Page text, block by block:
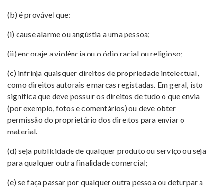
(b) é provável que:
(i) cause alarme ou angústia a uma pessoa;
(ii) encoraje a violência ou o ódio racial ou religioso;
(c) infrinja quaisquer direitos de propriedade intelectual,
como direitos autorais e marcas registadas. Em geral, isto
significa que deve possuir os direitos de tudo o que envia
(por exemplo, fotos e comentários) ou deve obter
permissão do proprietário dos direitos para enviar o
material.
(d) seja publicidade de qualquer produto ou serviço ou seja
para qualquer outra finalidade comercial;
(e) se faça passar por qualquer outra pessoa ou deturpar a